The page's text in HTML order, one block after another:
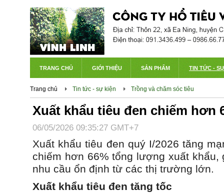
TRANG CHỦ GIỚI THIỆU SẢN PHẨM TIN TỨC -
Trang chủ Tin tức - sự kiện Trồng và chăm sóc tiêu
Xuất khẩu tiêu đen chiếm hơn
06/05/2026 09:35:27 GMT+7
Xuất khẩu tiêu đen quý I/2026 tăng
chiếm hơn 66% tổng lượng xuất
nhu cầu ổn định từ các thị trường lớn.
Xuất khẩu tiêu đen tăng tốc